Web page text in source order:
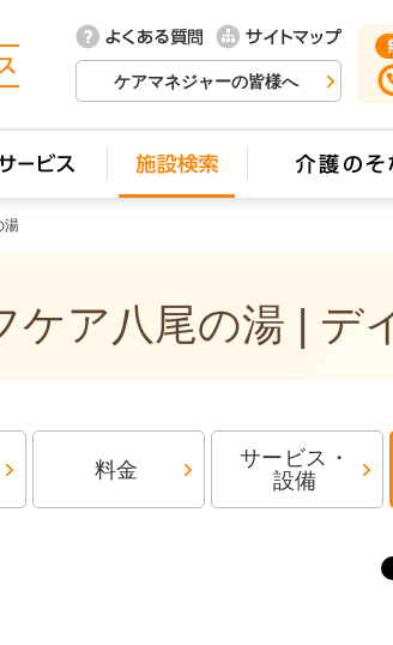
ケアマネジャーの皆様へ
湯
ケア八尾の湯 | デ
料金
サービス・
設備